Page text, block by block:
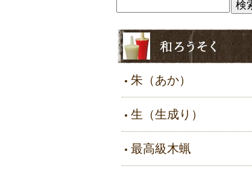
朱（あか）
生（生成り）
最高級木蝋